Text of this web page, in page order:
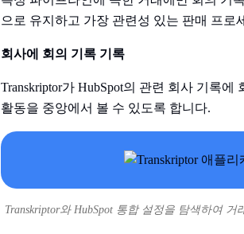
으로 유지하고 가장 관련성 있는 판매 프로
회사에 회의 기록 기록
Transkriptor가 HubSpot의 관련 회사 기록
활동을 중앙에서 볼 수 있도록 합니다.
Transkriptor와 HubSpot 통합 설정을 탐색하여